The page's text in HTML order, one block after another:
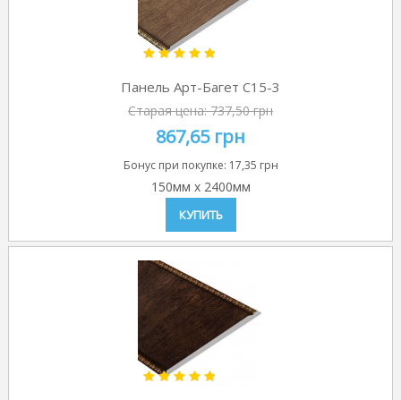
Панель Арт-Багет C15-3
Старая цена:737,50 грн
867,65 грн
Бонус при покупке: 17,35 грн
150мм x 2400мм
КУПИТЬ